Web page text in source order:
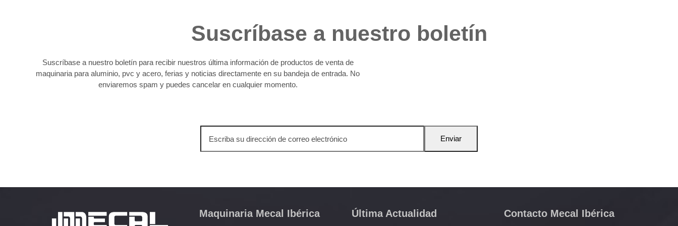
Suscríbase a nuestro boletín
Suscríbase a nuestro boletín para recibir nuestros última información de productos de venta de
maquinaria para aluminio, pvc y acero, ferias y noticias directamente en su bandeja de entrada. No
enviaremos spam y puedes cancelar en cualquier momento.
dirección
electrónico
Enviar
Maquinaria Mecal Ibérica Última Actualidad Contacto Mecal Ibérica